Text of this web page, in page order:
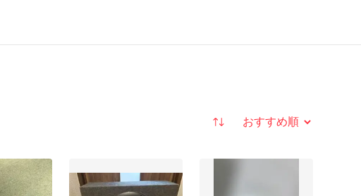
並び替え